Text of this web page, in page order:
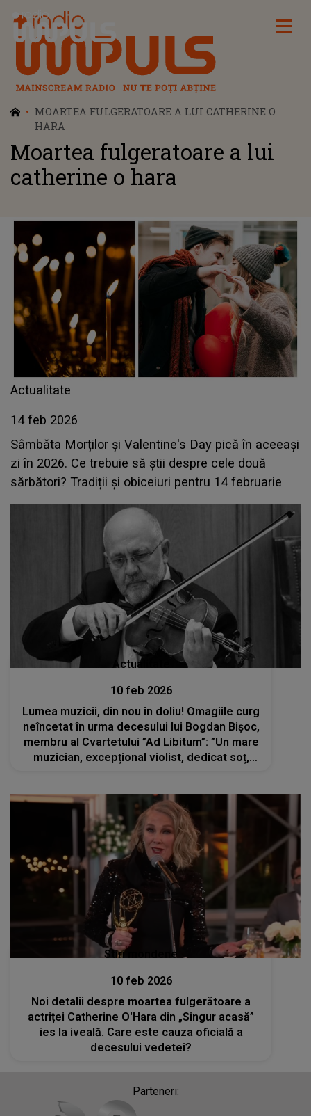
Radio Impuls
MOARTEA FULGERATOARE A LUI CATHERINE O
HARA
Moartea fulgeratoare a lui
catherine o hara
Actualitate
14 feb 2026
Sâmbăta Morților și Valentine's Day pică în aceeași
zi în 2026. Ce trebuie să știi despre cele două
sărbători? Tradiții și obiceiuri pentru 14 februarie
Actualitate
10 feb 2026
Lumea muzicii, din nou în doliu! Omagiile curg
neîncetat în urma decesului lui Bogdan Bișoc,
membru al Cvartetului ”Ad Libitum”: ”Un mare
muzician, excepțional violist, dedicat soț,
Stiri mondene
10 feb 2026
Noi detalii despre moartea fulgerătoare a
actriței Catherine O'Hara din „Singur acasă”
ies la iveală. Care este cauza oficială a
decesului vedetei?
Parteneri: